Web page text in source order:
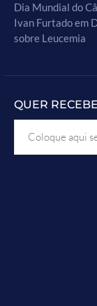
Dia Mundial do
Ivan Furtadoem
sobre Leucemia
QUER